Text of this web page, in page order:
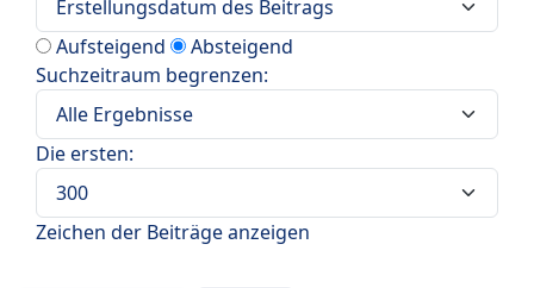
Aufsteigend
Absteigend
Suchzeitraum begrenzen:
Die ersten:
Zeichen der Beiträge anzeigen